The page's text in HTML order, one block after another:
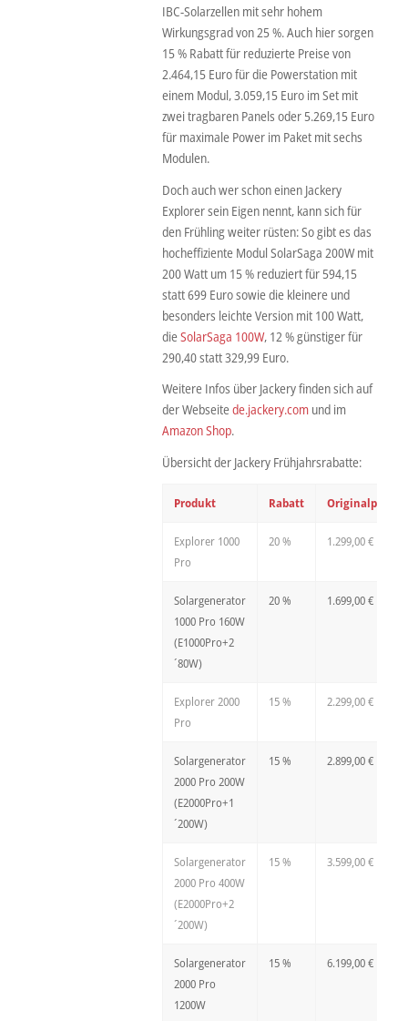
IBC-Solarzellen mit sehr hohem
Wirkungsgrad von 25 %. Auch hier sorgen
15 % Rabatt für reduzierte Preise von
2.464,15 Euro für die Powerstation mit
einem Modul, 3.059,15 Euro im Set mit
zwei tragbaren Panels oder 5.269,15 Euro
für maximale Power im Paket mit sechs
Modulen.
Doch auch wer schon einen Jackery
Explorer sein Eigen nennt, kann sich für
den Frühling weiter rüsten: So gibt es das
hocheffiziente Modul SolarSaga 200W mit
200 Watt um 15 % reduziert für 594,15
statt 699 Euro sowie die kleinere und
besonders leichte Version mit 100 Watt,
dieSolarSaga 100W, 12 % günstiger für
290,40 statt 329,99 Euro.
Weitere Infos über Jackery finden sich auf
der Webseitede.jackery.comund im
Amazon Shop.
Übersicht der Jackery Frühjahrsrabatte:
Produkt Rabatt Originalpreis
Explorer 1000
Pro
20 % 1.299,00 €
Solargenerator
1000 Pro 160W
(E1000Pro+2
´80W)
20 % 1.699,00 €
Explorer 2000
Pro
15 % 2.299,00 €
Solargenerator
2000 Pro 200W
(E2000Pro+1
´200W)
15 % 2.899,00 €
Solargenerator
2000 Pro 400W
(E2000Pro+2
´200W)
15 % 3.599,00 €
Solargenerator
2000 Pro
1200W
15 % 6.199,00 €